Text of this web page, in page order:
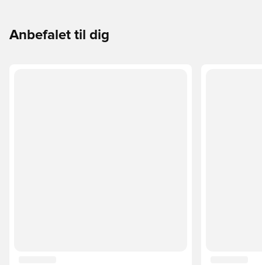
Anbefalet til dig